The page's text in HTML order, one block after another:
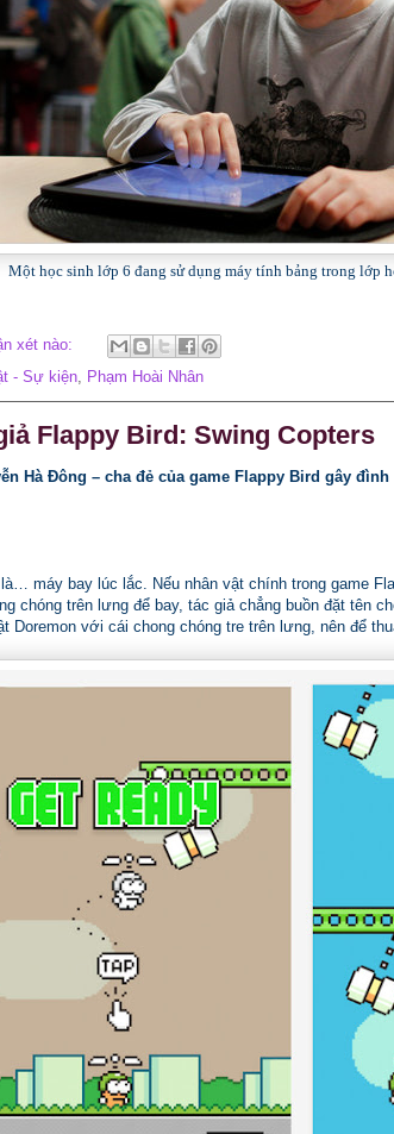
Một học sinh lớp 6 đang sử dụng máy tính bảng trong lớp
xét nào:
- Sự kiện Phạm Hoài Nhân
Flappy Bird: Swing Copters
Hà Đông – cha đẻ của game Flappy Bird gây
máy bay lúc lắc. Nếu nhân vật chính trong game
chóng trên lưng để bay, tác giả chẳng buồn đặt tên
Doremon với cái chong chóng tre trên lưng, nên để